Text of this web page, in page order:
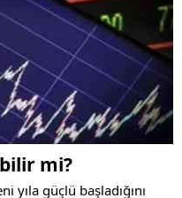
mi?
yıla güçlü başladığını